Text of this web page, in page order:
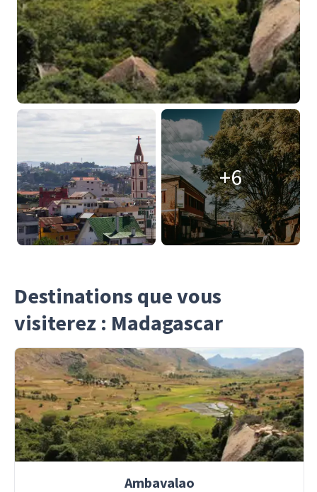
+6
Destinations que vous
visiterez : Madagascar
Ambavalao